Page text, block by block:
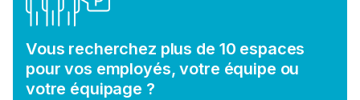
Vous recherchez plus de 10 espaces
pour vos employés, votre équipe ou
votre équipage ?